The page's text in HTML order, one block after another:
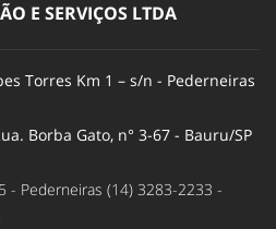
E SERVIÇOS LTDA
Torres Km 1 – s/n - Pederneiras
Borba Gato, n° 3-67 - Bauru/SP
- Pederneiras (14) 3283-2233 -